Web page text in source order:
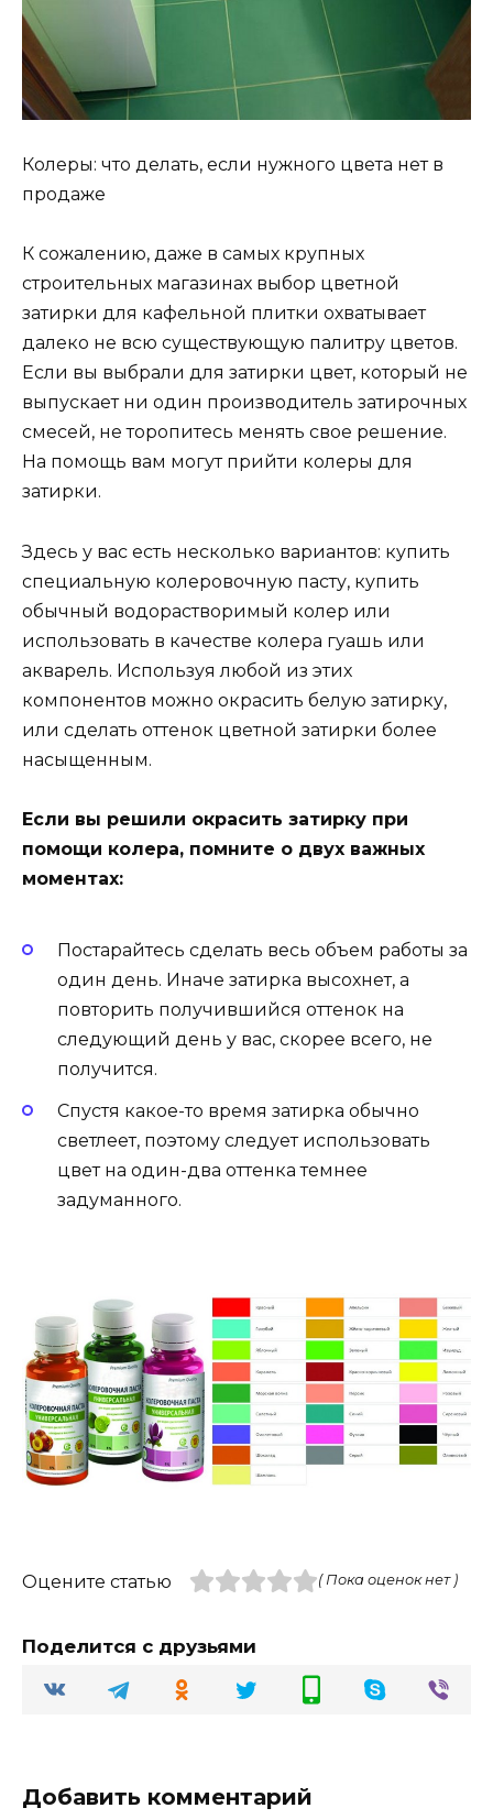
Колеры: что делать, если нужного цвета нет в
продаже
К сожалению, даже в самых крупных
строительных магазинах выбор цветной
затирки для кафельной плитки охватывает
далеко не всю существующую палитру цветов.
Если вы выбрали для затирки цвет, который не
выпускает ни один производитель затирочных
смесей, не торопитесь менять свое решение.
На помощь вам могут прийти колеры для
затирки.
Здесь у вас есть несколько вариантов: купить
специальную колеровочную пасту, купить
обычный водорастворимый колер или
использовать в качестве колера гуашь или
акварель. Используя любой из этих
компонентов можно окрасить белую затирку,
или сделать оттенок цветной затирки более
насыщенным.
Если вы решили окрасить затирку при
помощи колера, помните о двух важных
моментах:
Постарайтесь сделать весь объем работы за
один день. Иначе затирка высохнет, а
повторить получившийся оттенок на
следующий день у вас, скорее всего, не
получится.
Спустя какое-то время затирка обычно
светлеет, поэтому следует использовать
цвет на один-два оттенка темнее
задуманного.
Оцените статью ( Пока оценок нет )
Поделится с друзьями
Добавить комментарий